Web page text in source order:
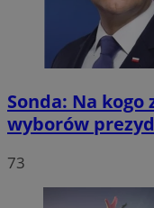
Sonda: Na kogo
wyborów
73